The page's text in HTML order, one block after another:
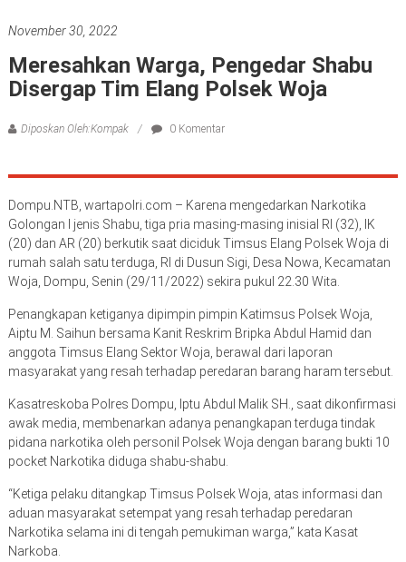
November 30, 2022
Meresahkan Warga, Pengedar Shabu
Disergap Tim Elang Polsek Woja
Diposkan Oleh:Kompak 0 Komentar
Dompu.NTB, wartapolri.com – Karena mengedarkan Narkotika
Golongan I jenis Shabu, tiga pria masing-masing inisial RI (32), IK
(20) dan AR (20) berkutik saat diciduk Timsus Elang Polsek Woja di
rumah salah satu terduga, RI di Dusun Sigi, Desa Nowa, Kecamatan
Woja, Dompu, Senin (29/11/2022) sekira pukul 22.30 Wita.
Penangkapan ketiganya dipimpin pimpin Katimsus Polsek Woja,
Aiptu M. Saihun bersama Kanit Reskrim Bripka Abdul Hamid dan
anggota Timsus Elang Sektor Woja, berawal dari laporan
masyarakat yang resah terhadap peredaran barang haram tersebut.
Kasatreskoba Polres Dompu, Iptu Abdul Malik SH., saat dikonfirmasi
awak media, membenarkan adanya penangkapan terduga tindak
pidana narkotika oleh personil Polsek Woja dengan barang bukti 10
pocket Narkotika diduga shabu-shabu.
“Ketiga pelaku ditangkap Timsus Polsek Woja, atas informasi dan
aduan masyarakat setempat yang resah terhadap peredaran
Narkotika selama ini di tengah pemukiman warga,” kata Kasat
Narkoba.